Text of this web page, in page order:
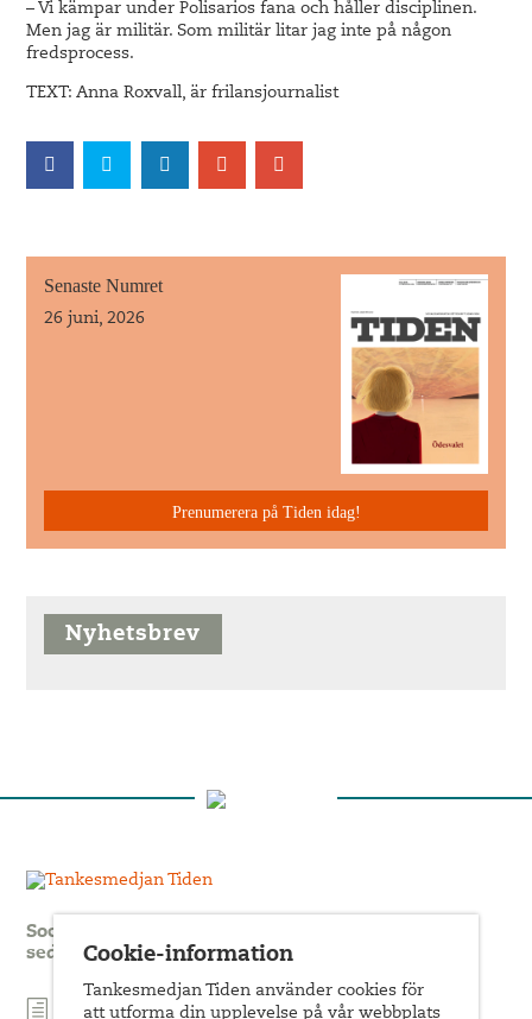
– Vi kämpar under Polisarios fana och håller disciplinen.
Men jag är militär. Som militär litar jag inte på någon
fredsprocess.
TEXT: Anna Roxvall, är frilansjournalist
Senaste Numret
26 juni, 2026
Prenumerera på Tiden idag!
Nyhetsbrev
Socialdemokratisk idéutveckling, kritik och politik
sedan 1908.
Prenumerera på nyhetsbrev
Cookie-information
Tankesmedjan Tiden använder cookies för
att utforma din upplevelse på vår webbplats